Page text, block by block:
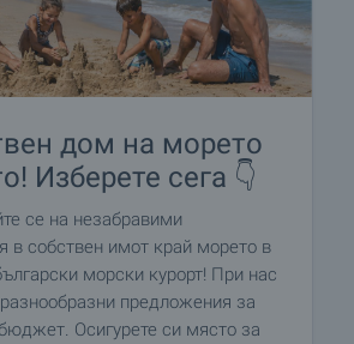
дом на морето
Изберете сега 👇
се на незабравими
в собствен имот край морето в
морски курорт! При нас
предложения за
Осигурете си място за